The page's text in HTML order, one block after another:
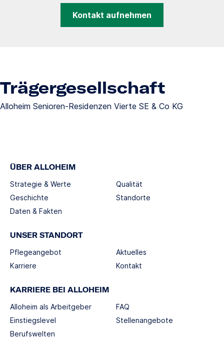
Kontakt aufnehmen
Trägergesellschaft
Alloheim Senioren-Residenzen Vierte SE & Co KG
ÜBER ALLOHEIM
Strategie & Werte
Geschichte
Daten & Fakten
Qualität
Standorte
UNSER STANDORT
Pflegeangebot
Karriere
Aktuelles
Kontakt
KARRIERE BEI ALLOHEIM
Alloheim als Arbeitgeber
Einstiegslevel
Berufswelten
FAQ
Stellenangebote